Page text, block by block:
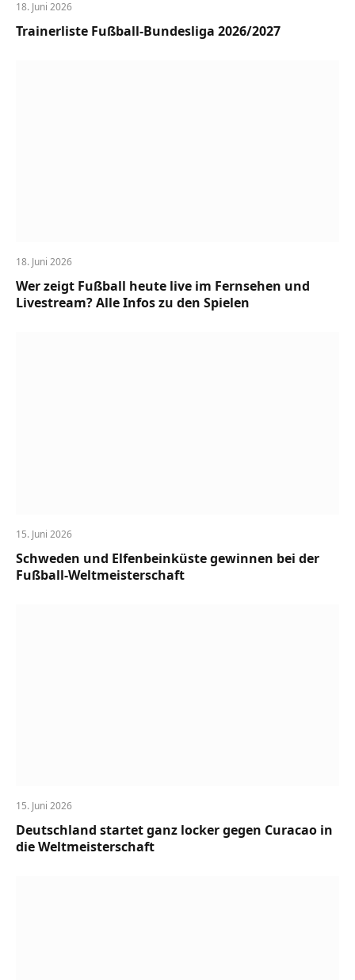
18. Juni 2026
Trainerliste Fußball-Bundesliga 2026/2027
18. Juni 2026
Wer zeigt Fußball heute live im Fernsehen und
Livestream? Alle Infos zu den Spielen
15. Juni 2026
Schweden und Elfenbeinküste gewinnen bei der
Fußball-Weltmeisterschaft
15. Juni 2026
Deutschland startet ganz locker gegen Curacao in
die Weltmeisterschaft